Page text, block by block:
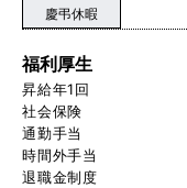
慶弔休暇
福利厚生
昇給年1回
社会保険
通勤手当
時間外手当
退職金制度